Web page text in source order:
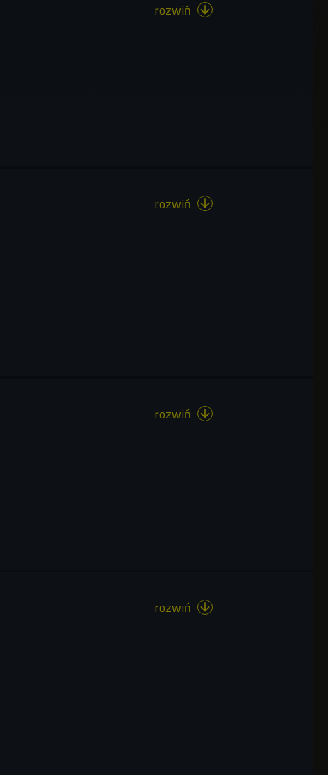
rozwiń 
rozwiń 
rozwiń 
rozwiń 